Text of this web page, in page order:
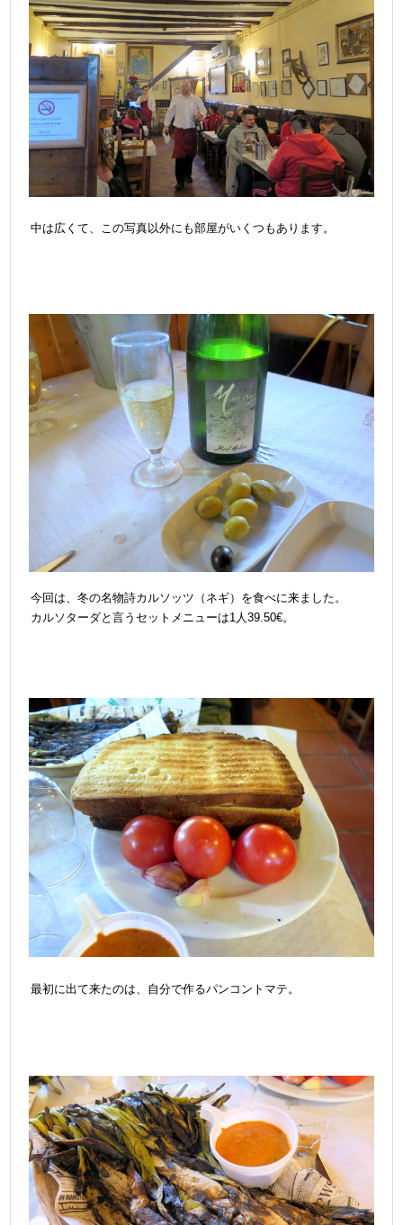
中は広くて、この写真以外にも部屋がいくつもあります。
今回は、冬の名物詩カルソッツ（ネギ）を食べに来ました。
カルソターダと言うセットメニューは1人39.50€。
最初に出て来たのは、自分で作るパンコントマテ。